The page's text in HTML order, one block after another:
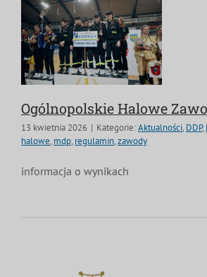
Ogólnopolskie Halowe
13 kwietnia 2026 | Kategorie:Aktualności, DDP,
halowe, mdp, regulamin,zawody
informacja o wynikach